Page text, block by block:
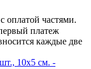
оплатой частями.
платеж
каждые две
10x5 см. -